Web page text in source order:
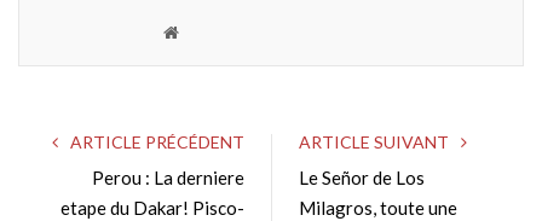
W
i
t
e
ARTICLE PRÉCÉDENT
Perou : La derniere
etape du Dakar! Pisco-
ARTICLE SUIVANT
Le Señor de Los
Milagros, toute une